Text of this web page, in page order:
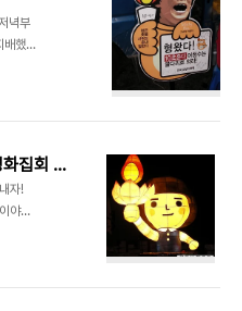
임
립을
다. 따
중
자들
녁부
배했던
긴
는 분
아빠
차도
허! 너
그
원래
기사속의 '어느 시민'이 말한다. 평화집회 지켜내자!
자!
야기
번